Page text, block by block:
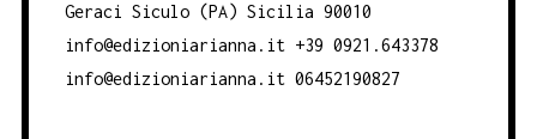
Geraci Siculo (PA) Sicilia 90010
info@edizioniarianna.it +39 0921.643378
info@edizioniarianna.it 06452190827